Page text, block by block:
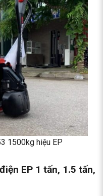
1500kg hiệu EP
EP 1 tấn, 1.5 tấn,